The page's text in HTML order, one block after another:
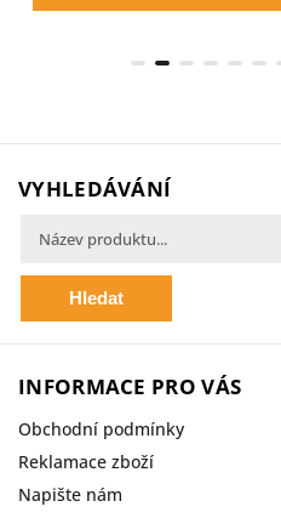
VYHLEDÁVÁNÍ
Hledat
INFORMACE PRO VÁS
Obchodní podmínky
Reklamace zboží
Napište nám